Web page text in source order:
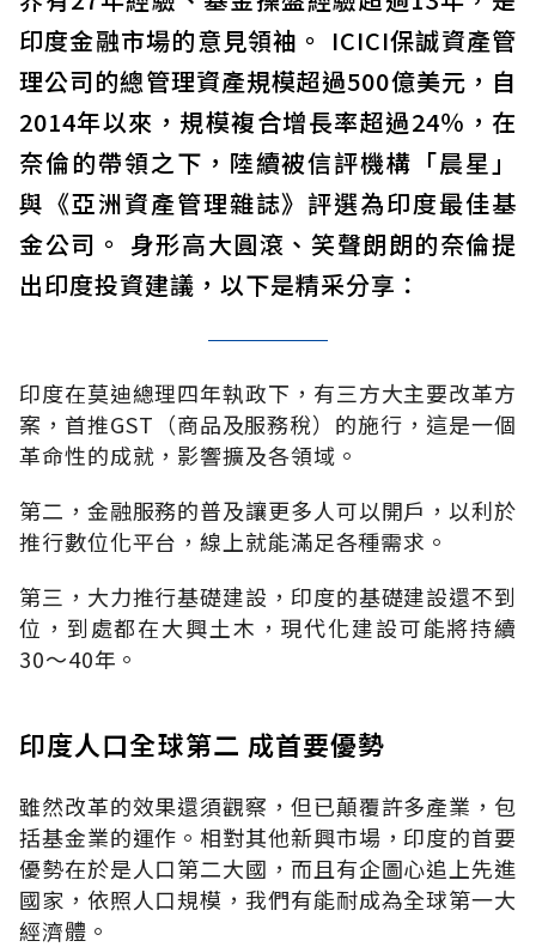
印度金融市場的意見領袖。 ICICI保誠資產管
理公司的總管理資產規模超過500億美元，自
2014年以來，規模複合增長率超過24％，在
奈倫的帶領之下，陸續被信評機構「晨星」
與《亞洲資產管理雜誌》評選為印度最佳基
金公司。 身形高大圓滾、笑聲朗朗的奈倫提
出印度投資建議，以下是精采分享：
印度在莫迪總理四年執政下，有三方大主要改革方
案，首推GST（商品及服務稅）的施行，這是一個
革命性的成就，影響擴及各領域。
第二，金融服務的普及讓更多人可以開戶，以利於
推行數位化平台，線上就能滿足各種需求。
第三，大力推行基礎建設，印度的基礎建設還不到
位，到處都在大興土木，現代化建設可能將持續
30～40年。
印度人口全球第二 成首要優勢
雖然改革的效果還須觀察，但已顛覆許多產業，包
括基金業的運作。相對其他新興市場，印度的首要
優勢在於是人口第二大國，而且有企圖心追上先進
國家，依照人口規模，我們有能耐成為全球第一大
經濟體。